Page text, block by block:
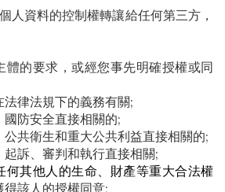
人資料的控制權轉讓給任何第三方，
體的要求，或經您事先明確授權或同
法律法規下的義務有關;
國防安全直接相關的;
公共衛生和重大公共利益直接相關的;
起訴、審判和執行直接相關;
何其他人的生命、財產等重大合法權
得該人的授權同意;